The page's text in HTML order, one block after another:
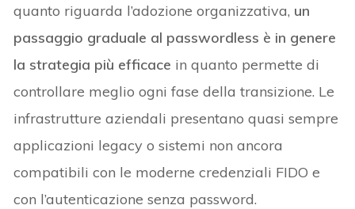
quanto riguarda l’adozione organizzativa, un
passaggio graduale al passwordless è in genere
la strategia più efficace in quanto permette di
controllare meglio ogni fase della transizione. Le
infrastrutture aziendali presentano quasi sempre
applicazioni legacy o sistemi non ancora
compatibili con le moderne credenziali FIDO e
con l’autenticazione senza password.